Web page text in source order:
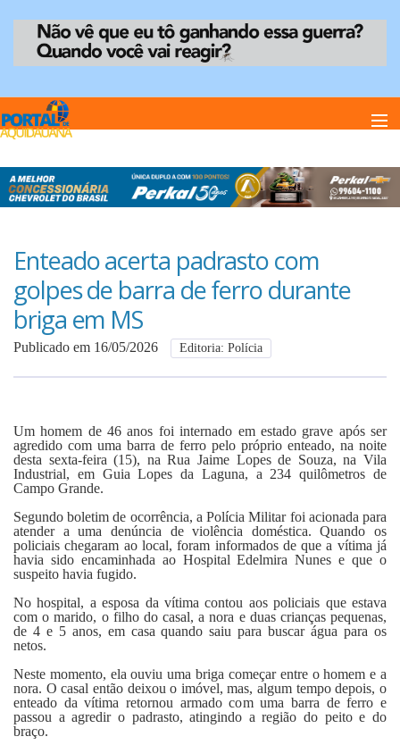
Home
Anuncie
Anuncie
Enteado acerta padrasto com
golpes de barra de ferro durante
briga em MS
Publicado em 16/05/2026 Editoria: Polícia
Um homem de 46 anos foi internado em estado grave após ser
agredido com uma barra de ferro pelo próprio enteado, na noite
desta sexta-feira (15), na Rua Jaime Lopes de Souza, na Vila
Industrial, em Guia Lopes da Laguna, a 234 quilômetros de
Campo Grande.
Segundo boletim de ocorrência, a Polícia Militar foi acionada para
atender a uma denúncia de violência doméstica. Quando os
policiais chegaram ao local, foram informados de que a vítima já
havia sido encaminhada ao Hospital Edelmira Nunes e que o
suspeito havia fugido.
No hospital, a esposa da vítima contou aos policiais que estava
com o marido, o filho do casal, a nora e duas crianças pequenas,
de 4 e 5 anos, em casa quando saiu para buscar água para os
netos.
Neste momento, ela ouviu uma briga começar entre o homem e a
nora. O casal então deixou o imóvel, mas, algum tempo depois, o
enteado da vítima retornou armado com uma barra de ferro e
passou a agredir o padrasto, atingindo a região do peito e do
braço.